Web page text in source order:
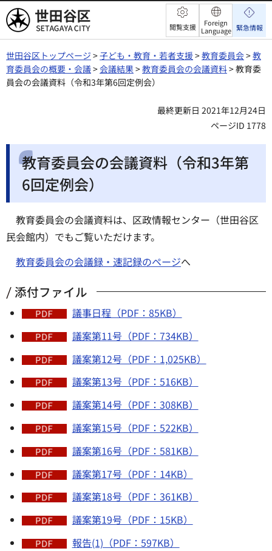
世田谷区 閲覧支援
Foreign
Language 緊急情報
世田谷区トップページ >子ども・教育・若者支援>教育委員会>教
育委員会の概要・会議>会議結果>教育委員会の会議資料> 教育委
員会の会議資料（令和3年第6回定例会）
最終更新日 2021年12月24日
ページID 1778
教育委員会の会議資料（令和3年第
6回定例会）
教育委員会の会議資料は、区政情報センター（世田谷区
民会館内）でもご覧いただけます。
教育委員会の会議録・速記録のページへ
添付ファイル
議事日程（PDF：85KB）
議案第11号（PDF：734KB）
議案第12号（PDF：1,025KB）
議案第13号（PDF：516KB）
議案第14号（PDF：308KB）
議案第15号（PDF：522KB）
議案第16号（PDF：581KB）
議案第17号（PDF：14KB）
議案第18号（PDF：361KB）
議案第19号（PDF：15KB）
報告(1)（PDF：597KB）